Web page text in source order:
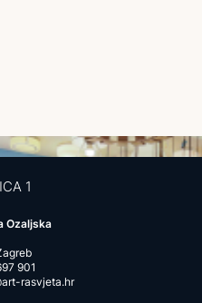
1
Ozaljska
901
rasvjeta.hr